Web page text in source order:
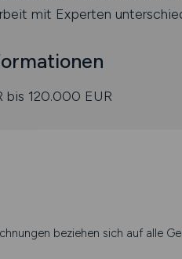
mit Experten
bis 120.000 EUR
beziehen sich auf alle